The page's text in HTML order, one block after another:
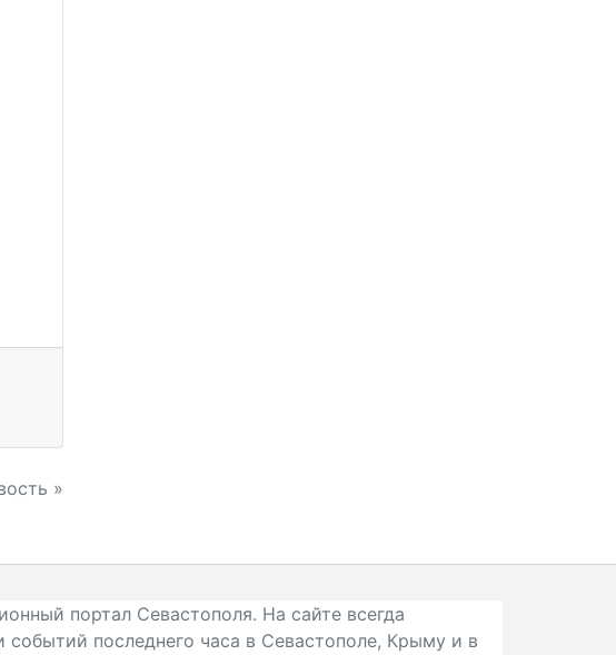
»
портал Севастополя. На сайте всегда
событий последнего часа в Севастополе, Крыму и в